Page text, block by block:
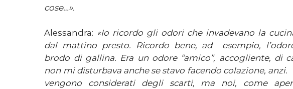
cose…».
Alessandra: «Io ricordo gli odori che invadevano la
dal mattino presto. Ricordo bene, ad esempio,
brodo di gallina. Era un odore “amico”, accogliente, di
non mi disturbava anche se stavo facendo colazione, anzi.
vengono considerati degli scarti, ma noi, come